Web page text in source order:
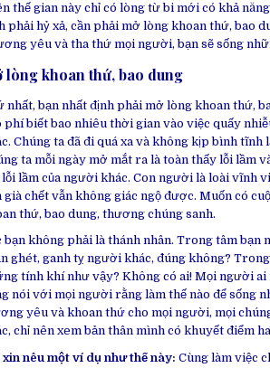
thế gian này chỉ có lòng từ bi mới có khả
phải hỷ xả, cần phải mở lòng khoan thứ, bao
yêu và tha thứ mọi người, bạn sẽ sống
lòng khoan thứ, bao dung
nhất, bạn nhất định phải mở lòng khoan thứ,
phí biết bao nhiêu thời gian vào việc quấy
Chúng ta đã đi quá xa và không kịp bình
ta mỗi ngày mở mắt ra là toàn thấy lỗi lầm
lầm của người khác. Con người là loài vĩnh
già chết vẫn không giác ngộ được. Muốn có
thứ, bao dung, thương chúng sanh.
bạn không phải là thánh nhân. Trong tâm
ghét, ganh tỵ người khác, đúng không?
tính khí như vậy? Không có ai! Mọi người
nói với mọi người rằng làm thế nào để sống
yêu và khoan thứ cho mọi người, mọi
chỉ nên xem bản thân mình có khuyết điểm
xin nêu một ví dụ như thế này: Cùng làm việc